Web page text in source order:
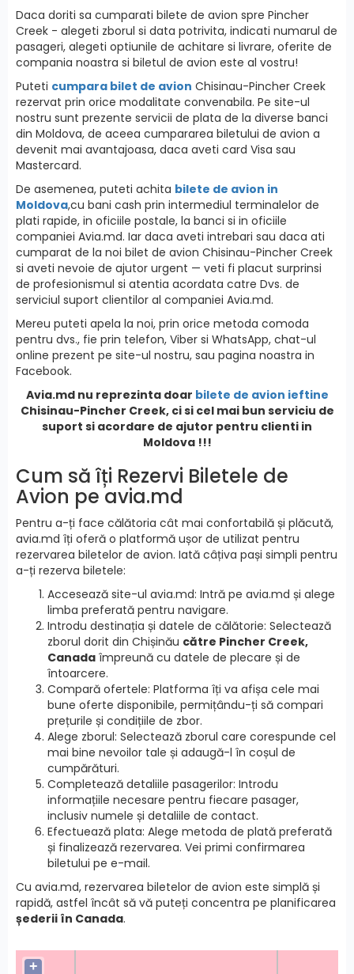
Daca doriti sa cumparati bilete de avion spre Pincher
Creek - alegeti zborul si data potrivita, indicati numarul de
pasageri, alegeti optiunile de achitare si livrare, oferite de
compania noastra si biletul de avion este al vostru!
Puteti cumpara bilet de avion Chisinau-Pincher Creek
rezervat prin orice modalitate convenabila. Pe site-ul
nostru sunt prezente servicii de plata de la diverse banci
din Moldova, de aceea cumpararea biletului de avion a
devenit mai avantajoasa, daca aveti card Visa sau
Mastercard.
De asemenea, puteti achita bilete de avion in
Moldova,cu bani cash prin intermediul terminalelor de
plati rapide, in oficiile postale, la banci si in oficiile
companiei Avia.md. Iar daca aveti intrebari sau daca ati
cumparat de la noi bilet de avion Chisinau-Pincher Creek
si aveti nevoie de ajutor urgent — veti fi placut surprinsi
de profesionismul si atentia acordata catre Dvs. de
serviciul suport clientilor al companiei Avia.md.
Mereu puteti apela la noi, prin orice metoda comoda
pentru dvs., fie prin telefon, Viber si WhatsApp, chat-ul
online prezent pe site-ul nostru, sau pagina noastra in
Facebook.
Avia.md nu reprezinta doar bilete de avion ieftine
Chisinau-Pincher Creek, ci si cel mai bun serviciu de
suport si acordare de ajutor pentru clienti in
Moldova !!!
Cum să îți Rezervi Biletele de
Avion pe avia.md
Pentru a-ți face călătoria cât mai confortabilă și plăcută,
avia.md îți oferă o platformă ușor de utilizat pentru
rezervarea biletelor de avion. Iată câțiva pași simpli pentru
a-ți rezerva biletele:
Accesează site-ul avia.md: Intră pe avia.md și alege
limba preferată pentru navigare.
Introdu destinația și datele de călătorie: Selectează
zborul dorit din Chișinău către Pincher Creek,
Canada împreună cu datele de plecare și de
întoarcere.
Compară ofertele: Platforma îți va afișa cele mai
bune oferte disponibile, permițându-ți să compari
prețurile și condițiile de zbor.
Alege zborul: Selectează zborul care corespunde cel
mai bine nevoilor tale și adaugă-l în coșul de
cumpărături.
Completează detaliile pasagerilor: Introdu
informațiile necesare pentru fiecare pasager,
inclusiv numele și detaliile de contact.
Efectuează plata: Alege metoda de plată preferată
și finalizează rezervarea. Vei primi confirmarea
biletului pe e-mail.
Cu avia.md, rezervarea biletelor de avion este simplă și
rapidă, astfel încât să vă puteți concentra pe planificarea
șederii în Canada.
+